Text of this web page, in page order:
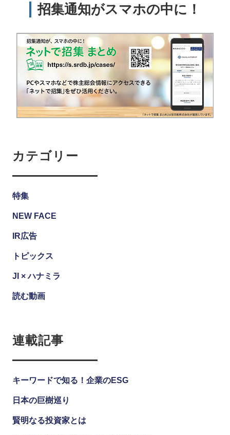
招集通知がスマホの中に！
カテゴリー
特集
NEW FACE
IR広告
トピックス
JI × ハナミラ
読む動画
連載記事
キーワードで知る！企業のESG
日本の巨樹巡り
賢明なる投資家とは